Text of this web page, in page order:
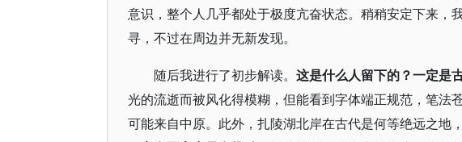
意识，整个人几乎都处于极度亢奋状态。稍稍安定下来，
寻，不过在周边并无新发现。
随后我进行了初步解读。 这是什么人留下的？一定是
光的流逝而被风化得模糊，但能看到字体端正规范，笔法
可能来自中原。此外，扎陵湖北岸在古代是何等绝远之地，